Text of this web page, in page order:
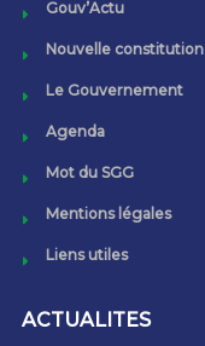
Gouv’Actu
Nouvelle constitution
Le Gouvernement
Agenda
Mot du SGG
Mentions légales
Liens utiles
ACTUALITES